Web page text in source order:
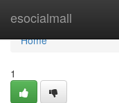
esocialmall
Home
Home
1